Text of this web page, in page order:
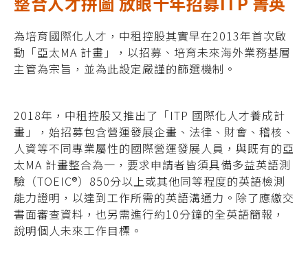
為培育國際化人才，中租控股其實早在2013年首次啟
動「亞太MA 計畫」，以招募、培育未來海外業務基層
主管為宗旨，並為此設定嚴謹的篩選機制。
2018年，中租控股又推出了「ITP 國際化人才養成計
畫」，始招募包含營運發展企畫、法律、財會、稽核、
人資等不同專業屬性的國際營運發展人員，與既有的亞
太MA 計畫整合為一，要求申請者皆須具備多益英語測
驗（TOEIC®）850分以上或其他同等程度的英語檢測
能力證明，以達到工作所需的英語溝通力。 除了應繳交
書面審查資料，也另需進行約10分鐘的全英語簡報，
說明個人未來工作目標。